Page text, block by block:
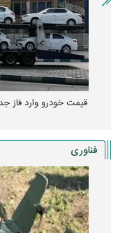
قیمت خودرو وارد فاز
فناوری